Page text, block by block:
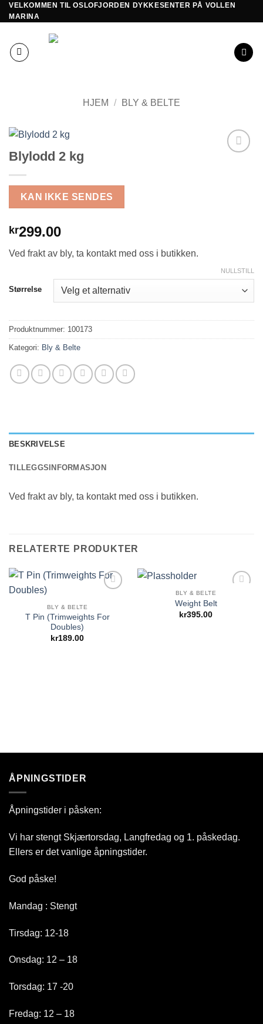
Skip
to
VELKOMMEN TIL OSLOFJORDEN DYKKESENTER PÅ VOLLEN
MARINA
HJEM / BLY & BELTE
Blylodd 2 kg
KAN IKKE SENDES
kr299.00
Ved frakt av bly, ta kontakt med oss i butikken.
Størrelse
NULLSTILL
Produktnummer: 100173
Kategori: Bly & Belte
BESKRIVELSE
TILLEGGSINFORMASJON
Ved frakt av bly, ta kontakt med oss i butikken.
RELATERTE PRODUKTER
BLY & BELTE
T Pin (Trimweights For
Doubles)
kr189.00
BLY & BELTE
Weight Belt
kr395.00
ÅPNINGSTIDER
Åpningstider i påsken:
Vi har stengt Skjærtorsdag, Langfredag og 1. påskedag.
Ellers er det vanlige åpningstider.
God påske!
Mandag : Stengt
Tirsdag: 12-18
Onsdag: 12 – 18
Torsdag: 17 -20
Fredag: 12 – 18